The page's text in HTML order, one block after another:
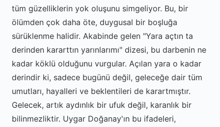
tüm güzelliklerin yok oluşunu simgeliyor. Bu, bir
ölümden çok daha öte, duygusal bir boşluğa
sürüklenme halidir. Akabinde gelen "Yara açtın ta
derinden kararttın yarınlarımı" dizesi, bu darbenin ne
kadar köklü olduğunu vurgular. Açılan yara o kadar
derindir ki, sadece bugünü değil, geleceğe dair tüm
umutları, hayalleri ve beklentileri de karartmıştır.
Gelecek, artık aydınlık bir ufuk değil, karanlık bir
bilinmezliktir. Uygar Doğanay'ın bu ifadeleri,